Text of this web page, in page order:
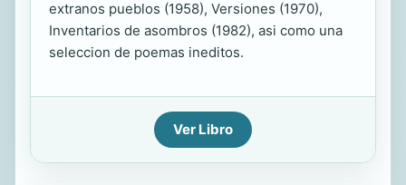
extranos pueblos (1958), Versiones (1970),
Inventarios de asombros (1982), asi como una
seleccion de poemas ineditos.
Ver Libro